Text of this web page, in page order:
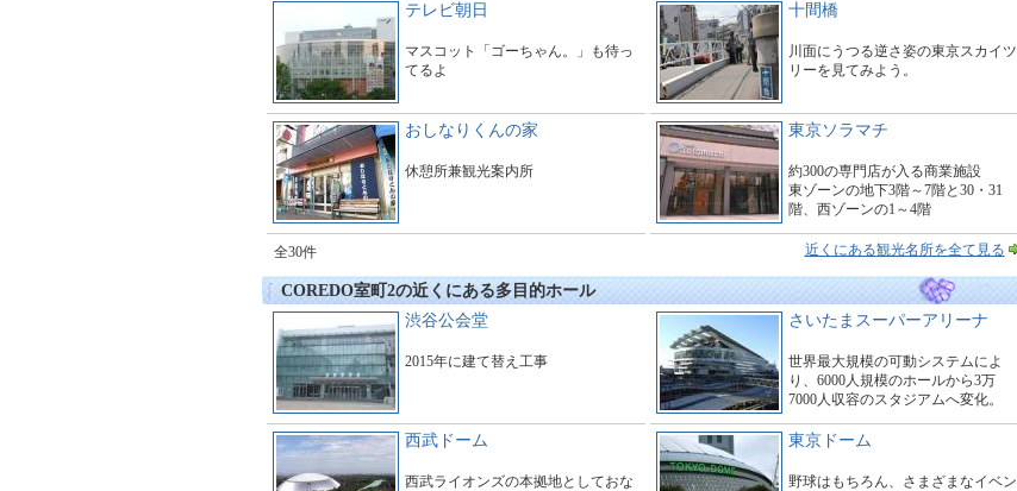
テレビ朝日
マスコット「ゴーちゃん。」も待っ
てるよ
十間橋
川面にうつる逆さ姿の東京スカイツ
リーを見てみよう。
おしなりくんの家
休憩所兼観光案内所
東京ソラマチ
約300の専門店が入る商業施設
東ゾーンの地下3階～7階と30・31
階、西ゾーンの1～4階
設。
全30件 近くにある観光名所を全て見る
COREDO室町2の近くにある多目的ホール
渋谷公会堂
2015年に建て替え工事
さいたまスーパーアリーナ
世界最大規模の可動システムによ
り、6000人規模のホールから3万
7000人収容のスタジアムへ変化。
西武ドーム
西武ライオンズの本拠地としておな
東京ドーム
野球はもちろん、さまざまなイベン